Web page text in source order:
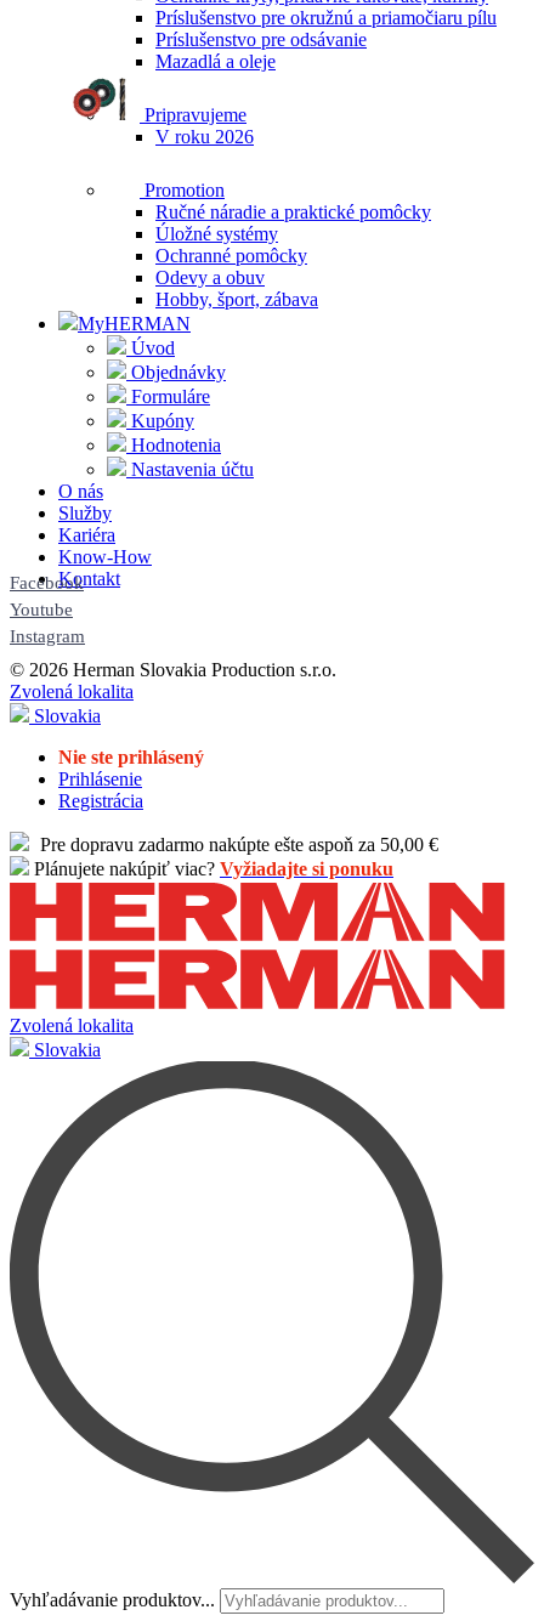
Príslušenstvo pre okružnú a priamočiaru pílu
Príslušenstvo pre odsávanie
Mazadlá a oleje
Pripravujeme
V roku 2026
Promotion
Ručné náradie a praktické pomôcky
Úložné systémy
Ochranné pomôcky
Odevy a obuv
Hobby, šport, zábava
MyHERMAN
Úvod
Objednávky
Formuláre
Kupóny
Hodnotenia
Nastavenia účtu
O nás
Služby
Kariéra
Know-How
Kontakt
Facebook
Youtube
Instagram
© 2026 Herman Slovakia Production s.r.o.
Zvolená lokalita
Slovakia
Nie ste prihlásený
Prihlásenie
Registrácia
Pre dopravu zadarmo nakúpte ešte aspoň za 50,00 €
Plánujete nakúpiť viac? Vyžiadajte si ponuku
Zvolená lokalita
Slovakia
Vyhľadávanie produktov...